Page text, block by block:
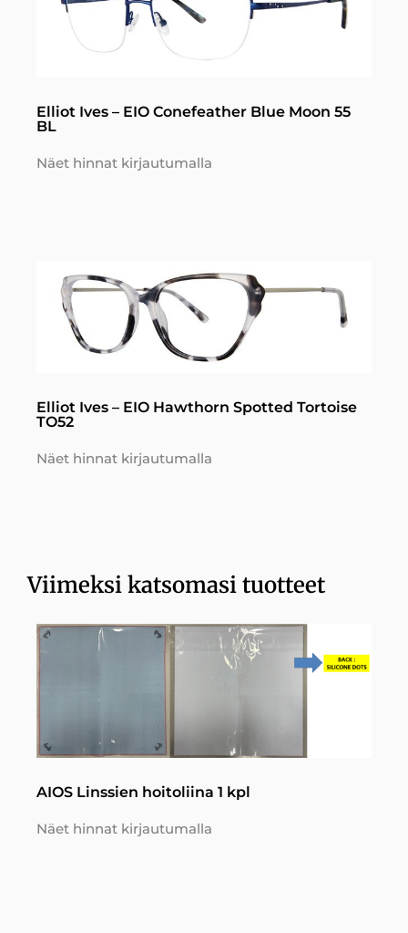
Elliot Ives – EIO Conefeather Blue Moon 55
BL
Näet hinnat kirjautumalla
Elliot Ives – EIO Hawthorn Spotted Tortoise
TO52
Näet hinnat kirjautumalla
Viimeksi katsomasi tuotteet
AIOS Linssien hoitoliina 1 kpl
Näet hinnat kirjautumalla